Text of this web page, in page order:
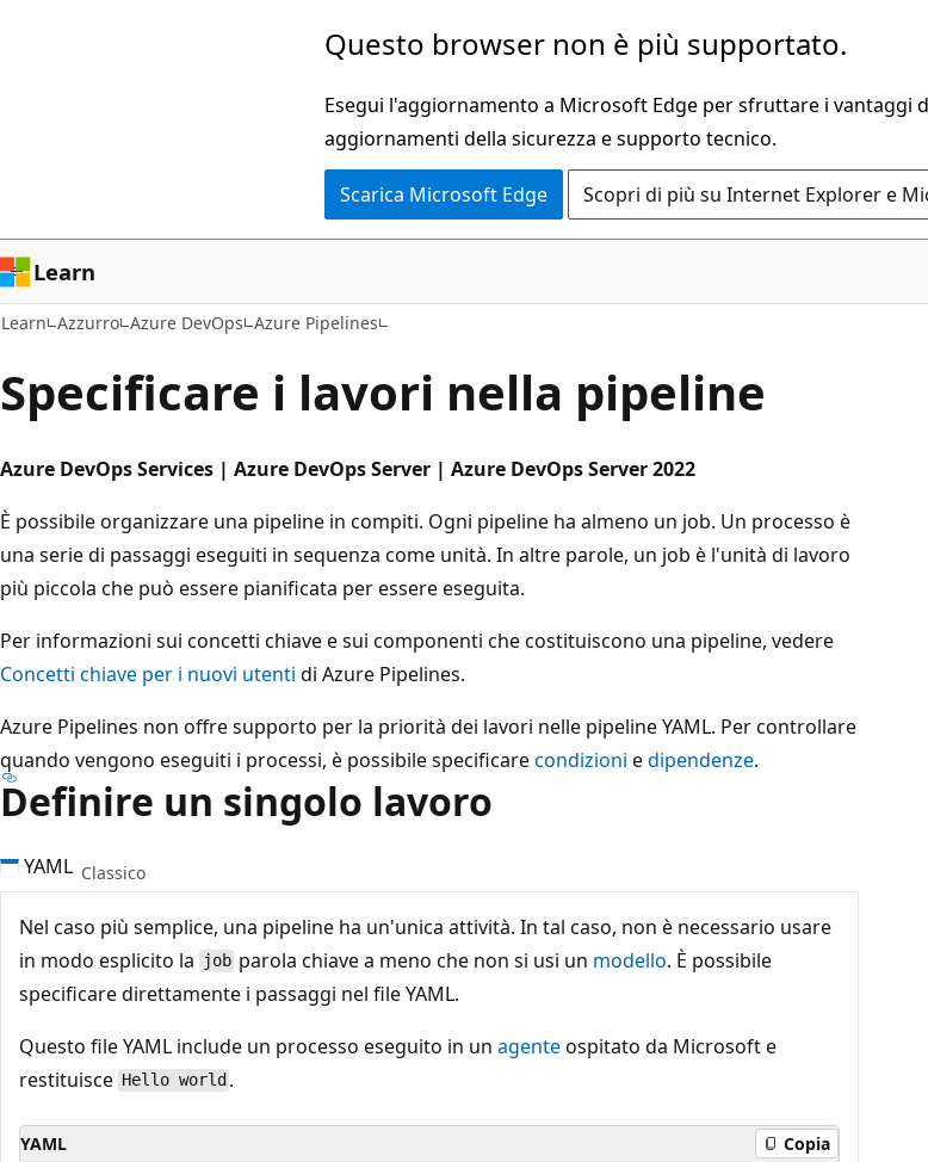
Questo browser non è più supportato.
Esegui l'aggiornamento a Microsoft Edge per sfruttare i vantaggi
aggiornamenti della sicurezza e supporto tecnico.
Scarica Microsoft Edge Scopri di più su Internet Explorer e
Learn
Learn Azzurro Azure DevOps Azure Pipelines
Specificare i lavori nella pipeline
Azure DevOps Services | Azure DevOps Server | Azure DevOps Server 2022
È possibile organizzare una pipeline in compiti. Ogni pipeline ha almeno un job. Un processo è
una serie di passaggi eseguiti in sequenza come unità. In altre parole, un job è l'unità di lavoro
più piccola che può essere pianificata per essere eseguita.
Per informazioni sui concetti chiave e sui componenti che costituiscono una pipeline, vedere
Concetti chiave per i nuovi utenti di Azure Pipelines.
Azure Pipelines non offre supporto per la priorità dei lavori nelle pipeline YAML. Per controllare
quando vengono eseguiti i processi, è possibile specificarecondizioni edipendenze.
Definire un singolo lavoro
YAML Classico
Nel caso più semplice, una pipeline ha un'unica attività. In tal caso, non è necessario usare
in modo esplicito la
job parola chiave a meno che non si usi un modello. È possibile
specificare direttamente i passaggi nel file YAML.
Questo file YAML include un processo eseguito in un agenteospitato da Microsoft e
restituisce Hello world .
YAML Copia